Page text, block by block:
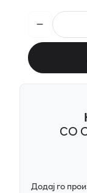
СО
Додај го